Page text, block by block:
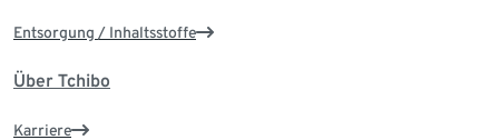
Entsorgung / Inhaltsstoffe
Über Tchibo
Karriere